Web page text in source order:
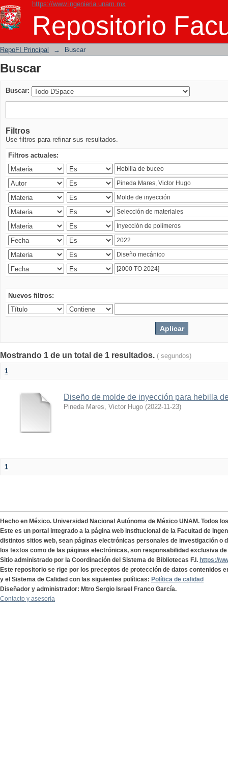
https://www.ingenieria.unam.mx
Repositorio
Buscar
RepoFI Principal → Buscar
Buscar
Buscar:
Filtros
Use filtros para refinar sus resultados.
Filtros actuales:
Nuevos filtros:
Mostrando 1 de un total de 1 resultados. ( segundos)
1
Diseño de molde de inyección para hebilla
Pineda Mares, Victor Hugo (2022-11-23)
1
Hecho en México. Universidad Nacional Autónoma de México UNAM. Todos
Este es un portal integrado a la página web institucional de la Facultad de
distintos sitios web, sean páginas electrónicas personales de investigación o
los textos como de las páginas electrónicas, son responsabilidad exclusiva
Sitio administrado por la Coordinación del Sistema de Bibliotecas F.I. https://
Este repositorio se rige por los preceptos de protección de datos contenidos
y el Sistema de Calidad con las siguientes políticas: Política de calidad
Diseñador y administrador: Mtro Sergio Israel Franco García.
Contacto y asesoría